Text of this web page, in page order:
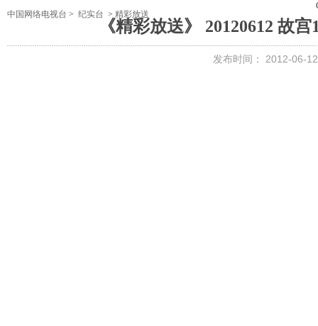
中国网络电视台 > 纪实台 > 精彩放送
《精彩放送》 20120612 故
发布时间： 2012-06-